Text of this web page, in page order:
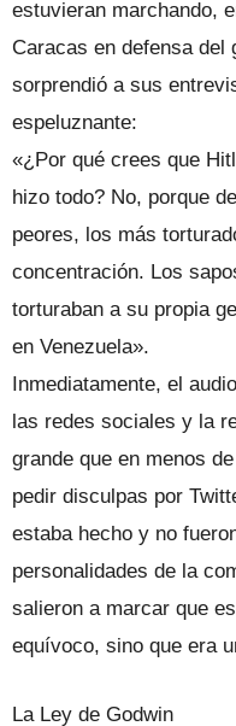
estuvieran marchando,
Caracas en defensa del
sorprendió a sus
espeluznante:
«¿Por qué crees que
hizo todo? No, porque
peores, los más
concentración. Los
torturaban a su propia
en Venezuela».
Inmediatamente, el
las redes sociales y la
grande que en menos
pedir disculpas por
estaba hecho y no
personalidades de la
salieron a marcar que
equívoco, sino que era
La Ley de Godwin